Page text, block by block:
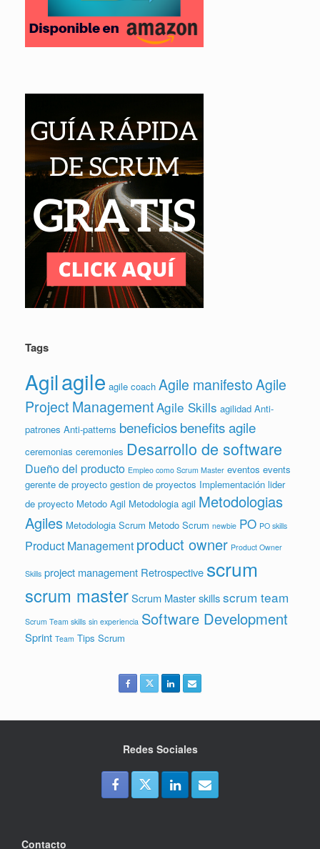
Tags
Agilagile agile coach Agile manifestoAgile
Project ManagementAgile Skills agilidad Anti-
patrones Anti-patterns beneficiosbenefits agile
ceremonias ceremonies Desarrollo de software
Dueño del producto Empleo como Scrum Master eventos events
gerente de proyecto gestion de proyectos Implementación lider
de proyecto Metodo Agil Metodologia agil Metodologias
Agiles Metodologia Scrum Metodo Scrum newbie PO PO skills
Product Management product owner Product Owner
Skills project management Retrospective scrum
scrum masterScrum Master skillsscrum team
Scrum Team skills sin experiencia Software Development
Sprint Team Tips Scrum
Redes Sociales
Contacto